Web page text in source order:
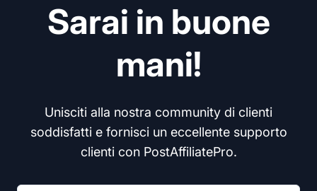
Sarai in buone
mani!
Unisciti alla nostra community di clienti
soddisfatti e fornisci un eccellente supporto
clienti con PostAffiliatePro.